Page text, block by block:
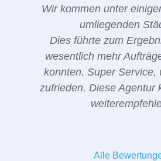
Wir kommen unter
umliegenden
Dies führte zum
wesentlich mehr
konnten. Super Service,
zufrieden. Diese Agentur
Alle